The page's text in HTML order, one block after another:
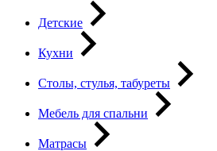
Детские
Кухни
Столы, стулья, табуреты
Мебель для спальни
Матрасы